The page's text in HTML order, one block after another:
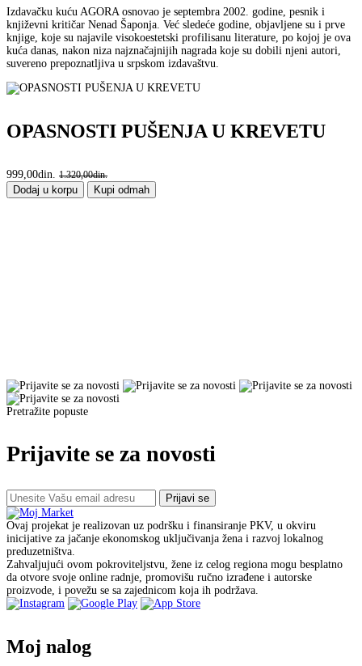
Izdavačku kuću AGORA osnovao je septembra 2002. godine, pesnik i
književni kritičar Nenad Šaponja. Već sledeće godine, objavljene su i prve
knjige, koje su najavile visokoestetski profilisanu literature, po kojoj je ova
kuća danas, nakon niza najznačajnijih nagrada koje su dobili njeni autori,
suvereno prepoznatljiva u srpskom izdavaštvu.
OPASNOSTI PUŠENJA U KREVETU
999,00din. 1.320,00din.
Dodaj u korpu Kupi odmah
Pretražite popuste
Prijavite se za novosti
Prijavi se
Ovaj projekat je realizovan uz podršku i finansiranje PKV, u okviru
inicijative za jačanje ekonomskog uključivanja žena i razvoj lokalnog
preduzetništva.
Zahvaljujući ovom pokroviteljstvu, žene iz celog regiona mogu besplatno
da otvore svoje online radnje, promovišu ručno izrađene i autorske
proizvode, i povežu se sa zajednicom koja ih podržava.
Moj nalog